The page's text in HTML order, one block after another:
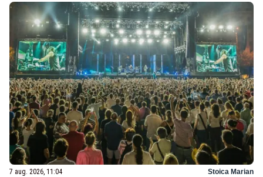
7 aug. 2026, 11:04 Stoica Marian